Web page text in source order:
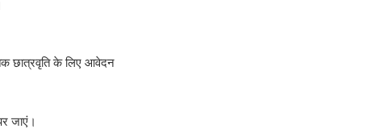
छात्रवृति के लिए आवेदन
जाएं।